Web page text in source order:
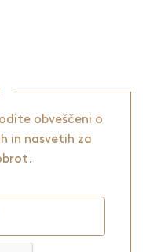
obveščeni o
in nasvetih za